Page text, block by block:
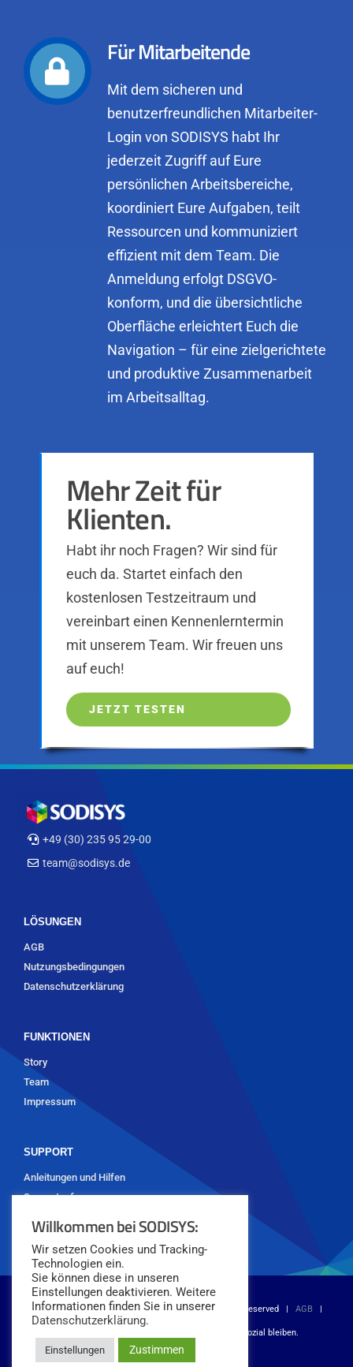
Für Mitarbeitende
Mit dem sicheren und
benutzerfreundlichen Mitarbeiter-
Login von SODISYS habt Ihr
jederzeit Zugriff auf Eure
persönlichen Arbeitsbereiche,
koordiniert Eure Aufgaben, teilt
Ressourcen und kommuniziert
effizient mit dem Team. Die
Anmeldung erfolgt DSGVO-
konform, und die übersichtliche
Oberfläche erleichtert Euch die
Navigation – für eine zielgerichtete
und produktive Zusammenarbeit
im Arbeitsalltag.
Mehr Zeit für
Klienten.
Habt ihr noch Fragen? Wir sind für
euch da. Startet einfach den
kostenlosen Testzeitraum und
vereinbart einen Kennenlerntermin
mit unserem Team. Wir freuen uns
auf euch!
JETZT TESTEN
+49 (30) 235 95 29-00
team@sodisys.de
LÖSUNGEN
AGB
Nutzungsbedingungen
Datenschutzerklärung
FUNKTIONEN
Story
Team
Impressum
SUPPORT
Anleitungen und Hilfen
Supportanfrage
© Copyright 2018 -2026 SODISYS GmbH | All Rights Reserved | AGB
| Digital werden. Sozial bleiben.
Willkommen bei SODISYS:
Wir setzen Cookies und Tracking-
Technologien ein.
Sie können diese in unseren
Einstellungen deaktivieren. Weitere
Informationen finden Sie in unserer
Datenschutzerklärung.
Einstellungen Zustimmen